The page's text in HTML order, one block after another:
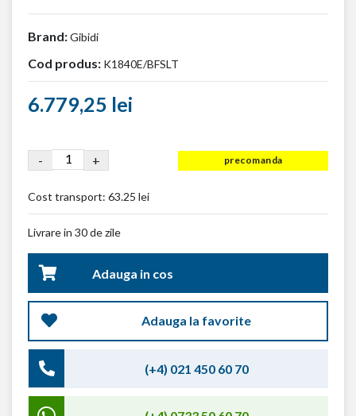
Brand:Gibidi
Cod produs: K1840E/BFSLT
6.779,25 lei
- + precomanda
Cost transport: 63.25 lei
Livrare in 30 de zile
Adauga in cos
Adauga la favorite
(+4) 021 450 60 70